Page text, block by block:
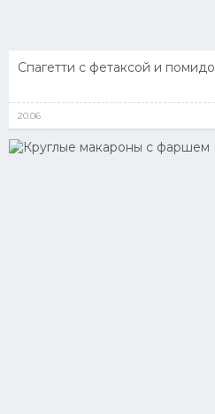
Спагетти с фетаксой и
20.06